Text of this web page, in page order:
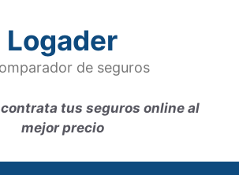
Logader
de seguros
tus seguros online al
mejor precio